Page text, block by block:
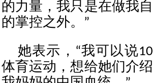
的力量，我只是在做我
的掌控之外。”
她表示，“我可以说
体育运动，想给她们介